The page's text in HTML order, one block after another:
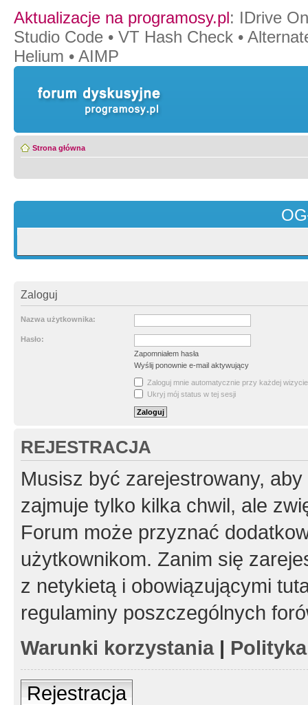
Aktualizacje na programosy.pl: IDrive
Studio Code • VT Hash Check •
Helium • AIMP
Strona główna
Zaloguj
Nazwa użytkownika:
Hasło:
Zapomniałem hasła
Wyślij ponownie e-mail aktywujący
Zaloguj mnie automatycznie przy każdej wizycie
Ukryj mój status w tej sesji
REJESTRACJA
Musisz być zarejestrowany,
zajmuje tylko kilka chwil, ale
Forum może przyznać
użytkownikom. Zanim się
z netykietą i obowiązującymi
regulaminy poszczególnych
Warunki korzystania|
Rejestracja